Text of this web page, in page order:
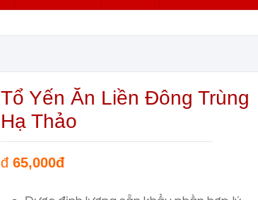
Tổ Yến Ăn Liền Đông Trùng
Hạ Thảo
đ65,000đ